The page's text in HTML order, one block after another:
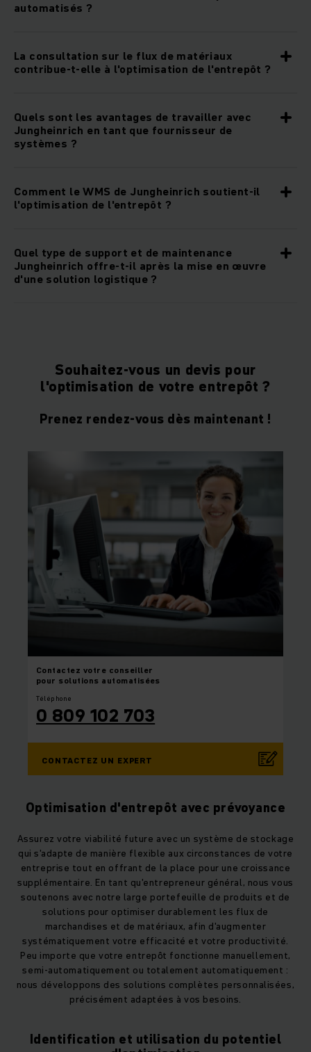
automatisés ?
La consultation sur le flux de matériaux
contribue-t-elle à l'optimisation de l'entrepôt ?
Quels sont les avantages de travailler avec
Jungheinrich en tant que fournisseur de
systèmes ?
Comment le WMS de Jungheinrich soutient-il
l'optimisation de l'entrepôt ?
Quel type de support et de maintenance
Jungheinrich offre-t-il après la mise en œuvre
d'une solution logistique ?
Souhaitez-vous un devis pour
l'optimisation de votre entrepôt ?
Prenez rendez-vous dès maintenant !
Contactez votre conseiller
pour solutions automatisées
Téléphone
0 809 102 703
CONTACTEZ UN EXPERT
Optimisation d'entrepôt avec prévoyance
Assurez votre viabilité future avec un système de stockage
qui s'adapte de manière flexible aux circonstances de votre
entreprise tout en offrant de la place pour une croissance
supplémentaire. En tant qu'entrepreneur général, nous vous
soutenons avec notre large portefeuille de produits et de
solutions pour optimiser durablement les flux de
marchandises et de matériaux, afin d'augmenter
systématiquement votre efficacité et votre productivité.
Peu importe que votre entrepôt fonctionne manuellement,
semi-automatiquement ou totalement automatiquement :
nous développons des solutions complètes personnalisées,
précisément adaptées à vos besoins.
Identification et utilisation du potentiel